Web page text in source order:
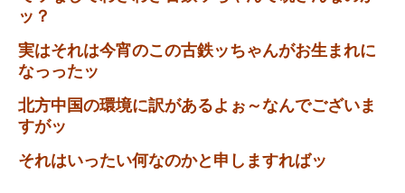
ッ？
実はそれは今宵のこの古鉄ッちゃんがお生まれに
なっったッ
北方中国の環境に訳があるよぉ～なんでございま
すがッ
それはいったい何なのかと申しますればッ